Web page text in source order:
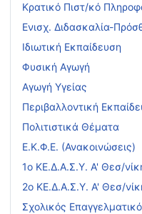
Κρατικό Πιστ/κό
Ενισχ. Διδασκαλία-
Ιδιωτική Εκπαίδευση
Φυσική Αγωγή
Αγωγή Υγείας
Περιβαλλοντική
Πολιτιστικά Θέματα
Ε.Κ.Φ.Ε. (Ανακοινώσεις)
1ο ΚΕ.Δ.Α.Σ.Υ. Α' Θεσ/
2ο ΚΕ.Δ.Α.Σ.Υ. Α' Θεσ/
Σχολικός